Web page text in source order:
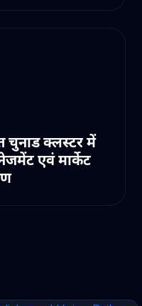
चुनाड क्लस्टर में
एवं मार्केट